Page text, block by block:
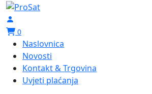
0
Naslovnica
Novosti
Kontakt & Trgovina
Uvjeti plaćanja